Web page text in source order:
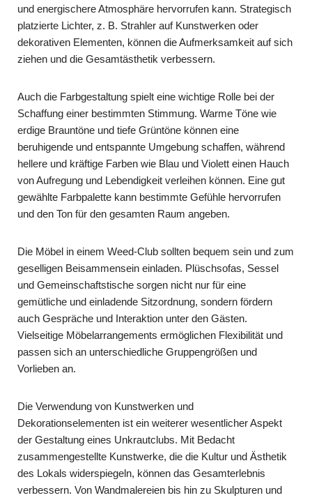
und energischere Atmosphäre hervorrufen kann. Strategisch
platzierte Lichter, z. B. Strahler auf Kunstwerken oder
dekorativen Elementen, können die Aufmerksamkeit auf sich
ziehen und die Gesamtästhetik verbessern.
Auch die Farbgestaltung spielt eine wichtige Rolle bei der
Schaffung einer bestimmten Stimmung. Warme Töne wie
erdige Brauntöne und tiefe Grüntöne können eine
beruhigende und entspannte Umgebung schaffen, während
hellere und kräftige Farben wie Blau und Violett einen Hauch
von Aufregung und Lebendigkeit verleihen können. Eine gut
gewählte Farbpalette kann bestimmte Gefühle hervorrufen
und den Ton für den gesamten Raum angeben.
Die Möbel in einem Weed-Club sollten bequem sein und zum
geselligen Beisammensein einladen. Plüschsofas, Sessel
und Gemeinschaftstische sorgen nicht nur für eine
gemütliche und einladende Sitzordnung, sondern fördern
auch Gespräche und Interaktion unter den Gästen.
Vielseitige Möbelarrangements ermöglichen Flexibilität und
passen sich an unterschiedliche Gruppengrößen und
Vorlieben an.
Die Verwendung von Kunstwerken und
Dekorationselementen ist ein weiterer wesentlicher Aspekt
der Gestaltung eines Unkrautclubs. Mit Bedacht
zusammengestellte Kunstwerke, die die Kultur und Ästhetik
des Lokals widerspiegeln, können das Gesamterlebnis
verbessern. Von Wandmalereien bis hin zu Skulpturen und